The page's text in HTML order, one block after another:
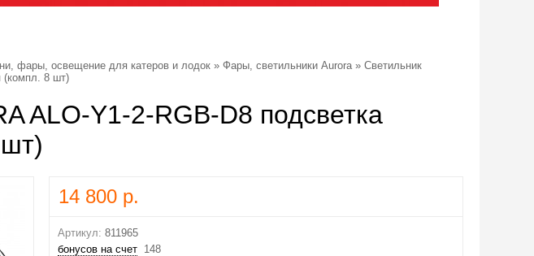
фары, освещение для катеров и лодок » Фары, светильники Aurora» Светильник
(компл. 8 шт)
ALO-Y1-2-RGB-D8 подсветка
14 800 р.
Артикул: 811965
бонусов на счет 148